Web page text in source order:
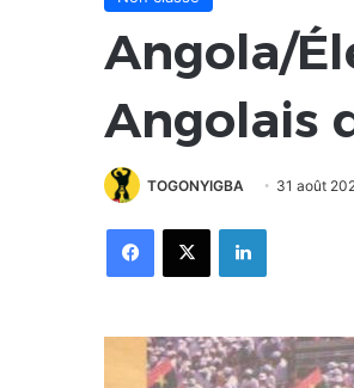
Angola/
Angolais
TOGONYIGBA 31 août
FacebookX Linkedin